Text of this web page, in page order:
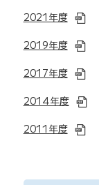
2021年度
2019年度
2017年度
2014年度
2011年度